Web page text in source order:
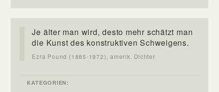
Je älter man wird, desto mehr schätzt man
die Kunst des konstruktiven Schweigens.
Ezra Pound (1885-1972), amerik. Dichter
KATEGORIEN: